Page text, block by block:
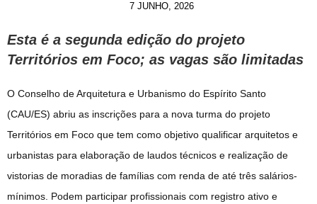
7 JUNHO, 2026
Esta é a segunda edição do projeto
Territórios em Foco; as vagas são limitadas
O Conselho de Arquitetura e Urbanismo do Espírito Santo
(CAU/ES) abriu as inscrições para a nova turma do projeto
Territórios em Foco que tem como objetivo qualificar arquitetos e
urbanistas para elaboração de laudos técnicos e realização de
vistorias de moradias de famílias com renda de até três salários-
mínimos. Podem participar profissionais com registro ativo e